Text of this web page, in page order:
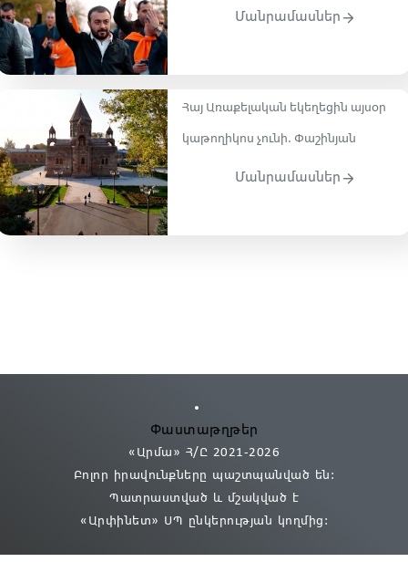
Մանրամասներ
Հայ Առաքելական եկեղեցին այսօր
կաթողիկոս չունի. Փաշինյան
Մանրամասներ
Փաստաթղթեր
«Արմա» Հ/Ը 2021-2026
Բոլոր իրավունքները պաշտպանված են:
Պատրաստված և մշակված է
«Արփինետ» ՍՊ ընկերության կողմից։